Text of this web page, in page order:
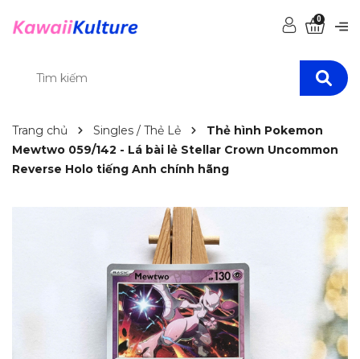
0
Trang chủ Singles / Thẻ Lẻ
Thẻ hình Pokemon
Mewtwo 059/142 - Lá bài lẻ Stellar Crown Uncommon
Reverse Holo tiếng Anh chính hãng